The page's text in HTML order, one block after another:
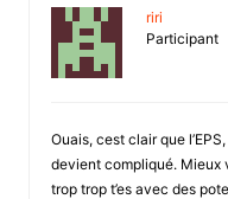
riri
Participant
Ouais, cest clair que
devient compliqué. Mieux
trop trop t’es avec des